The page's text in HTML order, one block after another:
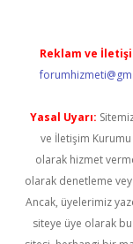
Reklam ve
Yasal Uyarı:
ve İletişim Kurumu
olarak hizmet
olarak denetleme
Ancak, üyelerimiz
siteye üye olarak